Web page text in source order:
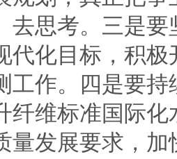
去思考。三是要
代化目标，积极
工作。四是要持
纤维标准国际化
量发展要求，加